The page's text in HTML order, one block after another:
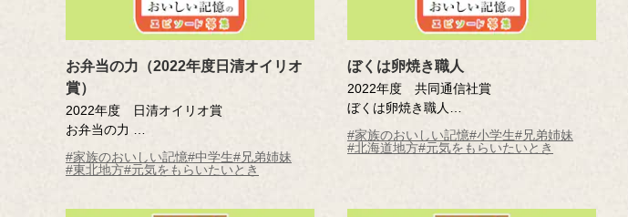
お弁当の力（2022年度日清オイリオ
賞）
2022年度 日清オイリオ賞
お弁当の力
元木 月 （村山市立葉山中学校3年）
#家族のおいしい記憶#中学生#兄弟姉妹
#東北地方#元気をもらいたいとき
ぼくは卵焼き職人
2022年度 共同通信社賞
ぼくは卵焼き職人
藤井 雄大 （札幌市立平岸高台小学校4
年）
#家族のおいしい記憶#小学生#兄弟姉妹
#北海道地方#元気をもらいたいとき